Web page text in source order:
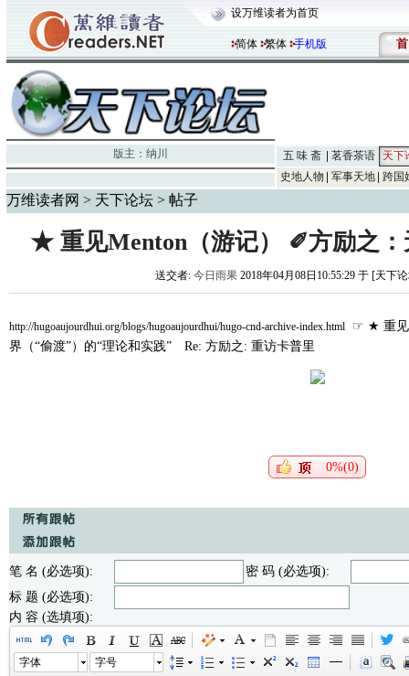
设万维读者为首页
简体 繁体 手机版 首
版主： 纳川 五 味 斋 茗香茶语
天下
史地人物
军事天地 跨国
万维读者网 > 天下论坛 > 帖子
★ 重见Menton（游记） ✐方励之：
送交者: 今日雨果2018年04月08日10:55:29 于 [天下
http://hugoaujourdhui.org/blogs/hugoaujourdhui/hugo-cnd-archive-index.html ☞ ★ 重见
界（“偷渡”）的“理论和实践” Re: 方励之: 重访卡普里
0%(0)
笔 名 (必选项):
密 码 (必选项):
标 题 (必选项):
内 容 (选填项):
字体 字号